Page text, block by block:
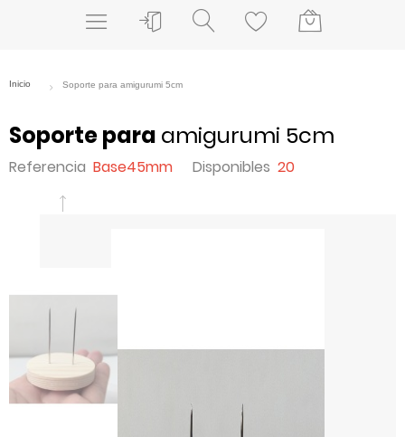
Soporte para amigurumi 5cm
Referencia Base45mm Disponibles 20